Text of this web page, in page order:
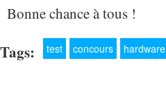
Bonne chance à tous !
Tags: test concours hardware